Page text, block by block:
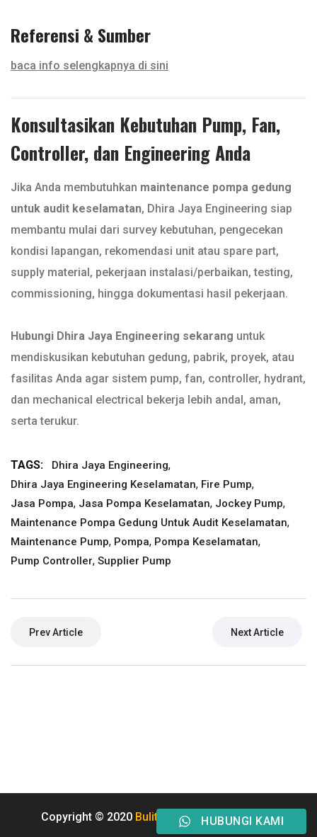
Referensi & Sumber
baca info selengkapnya di sini
Konsultasikan Kebutuhan Pump, Fan,
Controller, dan Engineering Anda
Jika Anda membutuhkan maintenance pompa gedung
untuk audit keselamatan, Dhira Jaya Engineering siap
membantu mulai dari survey kebutuhan, pengecekan
kondisi lapangan, rekomendasi unit atau spare part,
supply material, pekerjaan instalasi/perbaikan, testing,
commissioning, hingga dokumentasi hasil pekerjaan.
Hubungi Dhira Jaya Engineering sekarang untuk
mendiskusikan kebutuhan gedung, pabrik, proyek, atau
fasilitas Anda agar sistem pump, fan, controller, hydrant,
dan mechanical electrical bekerja lebih andal, aman,
serta terukur.
TAGS: Dhira Jaya Engineering,
Dhira Jaya Engineering Keselamatan, Fire Pump,
Jasa Pompa, Jasa Pompa Keselamatan, Jockey Pump,
Maintenance Pompa Gedung Untuk Audit Keselamatan,
Maintenance Pump, Pompa, Pompa Keselamatan,
Pump Controller, Supplier Pump
Prev Article Next Article
Copyright © 2020 Buliten All Rights Reserved.
HUBUNGI KAMI